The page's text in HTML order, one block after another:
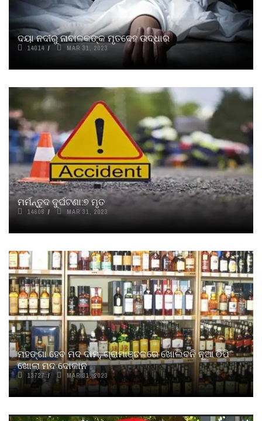
ଦୟା ନଦୀରୁ ନାବାଳକଙ୍କ ମୃତଦେହ ଉଦ୍ଧାର
14014 MAR 31, 2023
ମର୍ମନ୍ତୁଦ ଦୁର୍ଘଟଣା:୭ ମୃତ
14606 MAR 31, 2023
ମହଙ୍ଗା ହେବ ମଦ ଦାମ୍, ଗ୍ରାମାଞ୍ଚଳରେ ଖୋଲିବନି ନୂଆ ଠିପି
ଖୋଲା ମଦ ଦୋକାନ
13727 MAR 31, 2023